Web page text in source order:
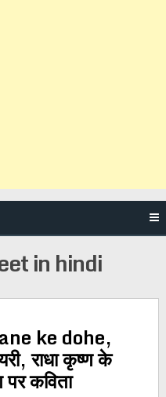
in hindi
ke dohe,
राधा कृष्ण के
पर कविता